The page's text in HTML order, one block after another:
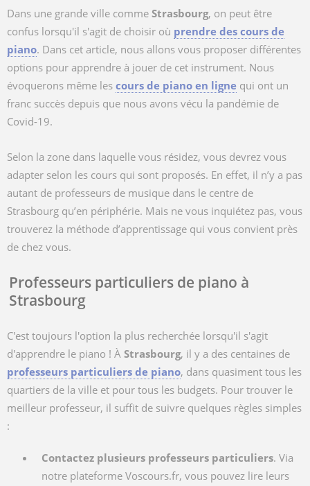
Dans une grande ville comme Strasbourg, on peut être
confus lorsqu'il s'agit de choisir où prendre des cours de
piano. Dans cet article, nous allons vous proposer différentes
options pour apprendre à jouer de cet instrument. Nous
évoquerons même les cours de piano en ligne qui ont un
franc succès depuis que nous avons vécu la pandémie de
Covid-19.
Selon la zone dans laquelle vous résidez, vous devrez vous
adapter selon les cours qui sont proposés. En effet, il n’y a pas
autant de professeurs de musique dans le centre de
Strasbourg qu’en périphérie. Mais ne vous inquiétez pas, vous
trouverez la méthode d’apprentissage qui vous convient près
de chez vous.
Professeurs particuliers de piano à
Strasbourg
C'est toujours l'option la plus recherchée lorsqu'il s'agit
d'apprendre le piano ! À Strasbourg, il y a des centaines de
professeurs particuliers de piano, dans quasiment tous les
quartiers de la ville et pour tous les budgets. Pour trouver le
meilleur professeur, il suffit de suivre quelques règles simples
:
Contactez plusieurs professeurs particuliers. Via
notre plateforme Voscours.fr, vous pouvez lire leurs